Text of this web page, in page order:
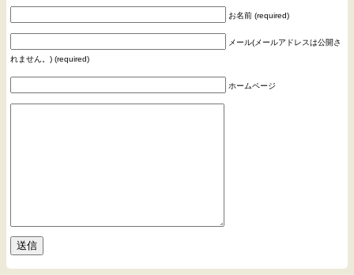
お名前 (required)
メール(メールアドレスは公開さ
れません。) (required)
ホームページ